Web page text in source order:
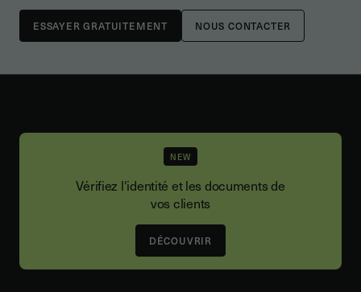
NOUS CONTACTER
NEW
Vérifiez l'identité et les documents de
vos clients
DÉCOUVRIR